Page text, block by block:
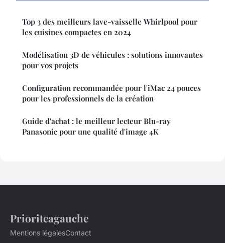
Top 3 des meilleurs lave-vaisselle Whirlpool pour
les cuisines compactes en 2024
Modélisation 3D de véhicules : solutions innovantes
pour vos projets
Configuration recommandée pour l'iMac 24 pouces
pour les professionnels de la création
Guide d'achat : le meilleur lecteur Blu-ray
Panasonic pour une qualité d'image 4K
Prioriteagauche
Mentions légalesContact